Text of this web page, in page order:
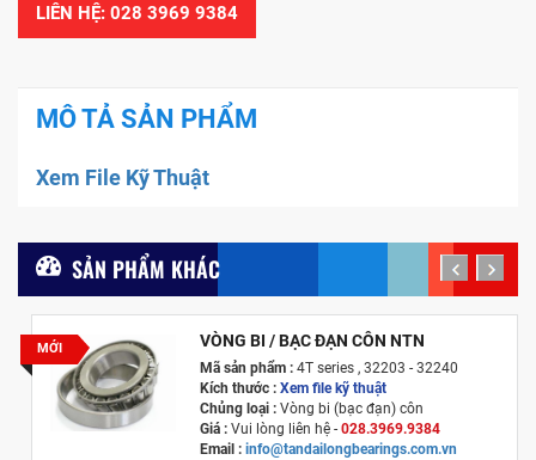
LIÊN HỆ: 028 3969 9384
MÔ TẢ SẢN PHẨM
Xem File Kỹ Thuật
SẢN PHẨM KHÁC
MỚI VÒNG BI / BẠC ĐẠN CÔN NTN
Mã sản phẩm : 4T series , 32203 - 32240
Kích thước : Xem file kỹ thuật
Chủng loại :Vòng bi (bạc đạn) côn
Giá :Vui lòng liên hệ - 028.3969.9384
Email : info@tandailongbearings.com.vn
prev next